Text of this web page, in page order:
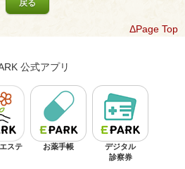
戻る
ΔPage Top